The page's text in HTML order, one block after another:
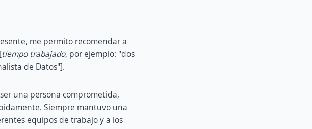
me permito recomendar a
tiempo trabajado, por ejemplo: "dos
de Datos"].
una persona comprometida,
Siempre mantuvo una
equipos de trabajo y a los